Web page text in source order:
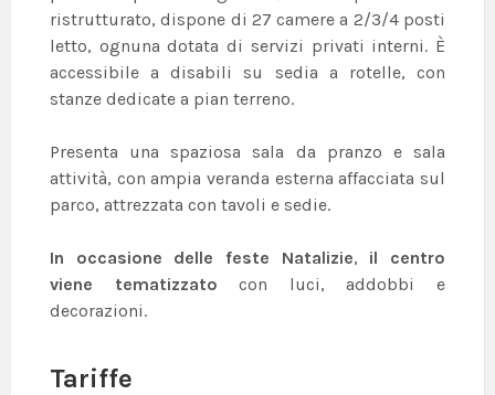
ristrutturato, dispone di 27 camere a 2/3/4 posti
letto, ognuna dotata di servizi privati interni. È
accessibile a disabili su sedia a rotelle, con
stanze dedicate a pian terreno.
Presenta una spaziosa sala da pranzo e sala
attività, con ampia veranda esterna affacciata sul
parco, attrezzata con tavoli e sedie.
In occasione delle feste Natalizie, il centro
viene tematizzato con luci, addobbi e
decorazioni.
Tariffe